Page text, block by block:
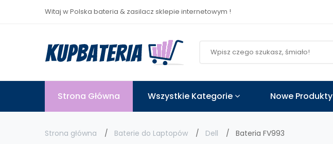
Witaj w Polska bateria & zasilacz sklepie internetowym !
Strona Główna Wszystkie Kategorie Nowe Produkty
Strona główna Baterie do Laptopów Dell Bateria FV993